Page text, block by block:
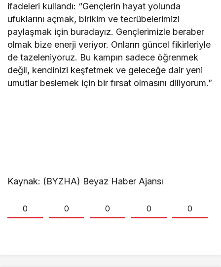
ifadeleri kullandı: “Gençlerin hayat yolunda
ufuklarını açmak, birikim ve tecrübelerimizi
paylaşmak için buradayız. Gençlerimizle beraber
olmak bize enerji veriyor. Onların güncel fikirleriyle
de tazeleniyoruz. Bu kampın sadece öğrenmek
değil, kendinizi keşfetmek ve geleceğe dair yeni
umutlar beslemek için bir fırsat olmasını diliyorum.”
Kaynak: (BYZHA) Beyaz Haber Ajansı
0 0 0 0 0